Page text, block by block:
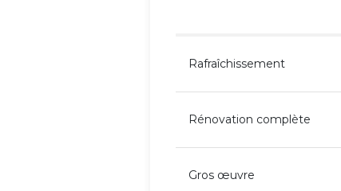
Rafraîchissement
Rénovation complète
Gros œuvre